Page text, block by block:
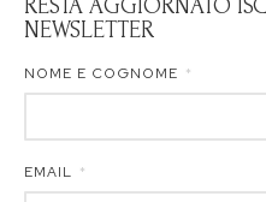
RESTA AGGIORNATO
NEWSLETTER
NOME E COGNOME
EMAIL